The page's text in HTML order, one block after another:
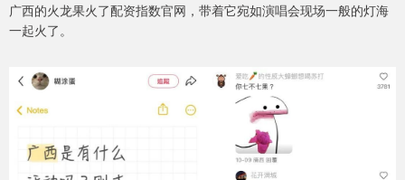
广西的火龙果火了配资指数官网，带着它宛如演唱会现场一般的灯海
一起火了。